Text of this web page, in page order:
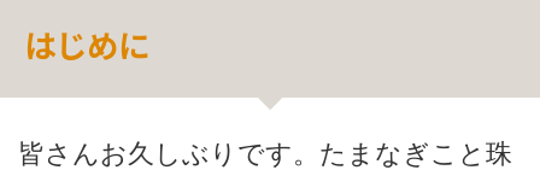
はじめに
皆さんお久しぶりです。たまなぎこと珠